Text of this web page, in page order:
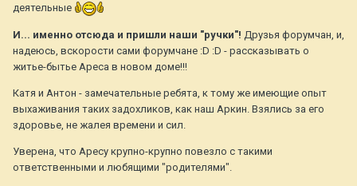
деятельные
И... именно отсюда и пришли наши "ручки"! Друзья форумчан, и,
надеюсь, вскорости сами форумчане :D :D - рассказывать о
житье-бытье Ареса в новом доме!!!
Катя и Антон - замечательные ребята, к тому же имеющие опыт
выхаживания таких задохликов, как наш Аркин. Взялись за его
здоровье, не жалея времени и сил.
Уверена, что Аресу крупно-крупно повезло с такими
ответственными и любящими "родителями".